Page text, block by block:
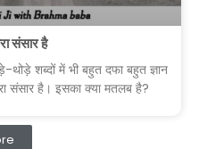
संसार है
थोड़े शब्दों में भी बहुत दफा बहुत ज्ञान
संसार है। इसका क्या मतलब है?